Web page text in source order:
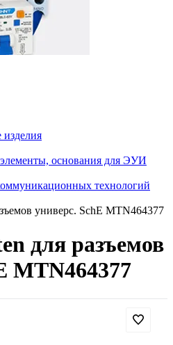
изделия
основания для ЭУИ
технологий
универс. SchE MTN464377
для разъемов
MTN464377